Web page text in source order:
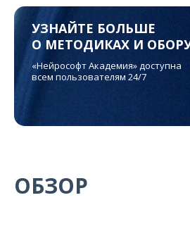
УЗНАЙТЕ БОЛЬШЕ
О МЕТОДИКАХ И
«Нейрософт Академия» доступна
всем пользователям 24/7
ОБЗОР